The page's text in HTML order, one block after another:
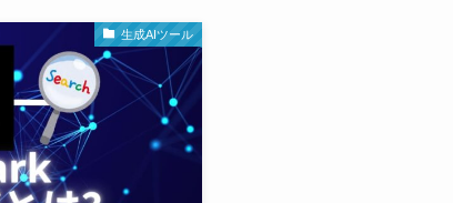
生成AIツール